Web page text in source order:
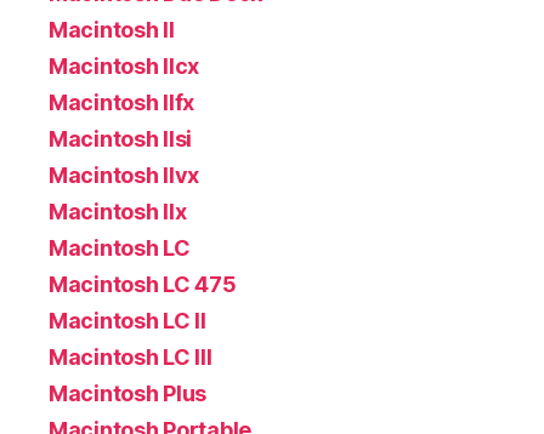
Macintosh II
Macintosh IIcx
Macintosh IIfx
Macintosh IIsi
Macintosh IIvx
Macintosh IIx
Macintosh LC
Macintosh LC 475
Macintosh LC II
Macintosh LC III
Macintosh Plus